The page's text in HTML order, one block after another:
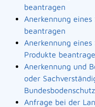
beantragen
Anerkennung
beantragen
Anerkennung
Produkte
Anerkennung und
oder
Anfrage bei der